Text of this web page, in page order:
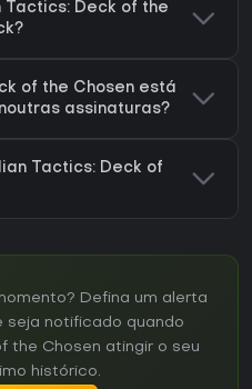
Tactics: Deck of the
of the Chosen está
assinaturas?
Tactics: Deck of
Defina um alerta
seja notificado quando
the Chosen atingir o seu
histórico.